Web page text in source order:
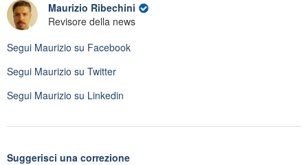
Maurizio Ribechini
Revisore della news
Segui Maurizio su Facebook
Segui Maurizio su Twitter
Segui Maurizio su Linkedin
Suggerisci una correzione